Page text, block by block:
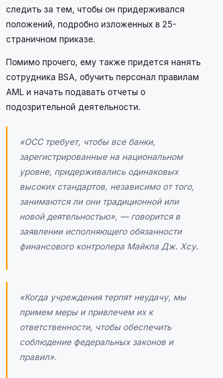
следить за тем, чтобы он придерживался
положений, подробно изложенных в 25-
страничном приказе.
Помимо прочего, ему также придется нанять
сотрудника BSA, обучить персонал правилам
AML и начать подавать отчеты о
подозрительной деятельности.
«OCC требует, чтобы все банки,
зарегистрированные на национальном
уровне, придерживались одинаковых
высоких стандартов, независимо от того,
занимаются ли они традиционной или
новой деятельностью», — говорится в
заявлении исполняющего обязанности
финансового контролера Майкла Дж. Хсу.
«Когда учреждения терпят неудачу, мы
примем меры и привлечем их к
ответственности, чтобы обеспечить
соблюдение федеральных законов и
правил».